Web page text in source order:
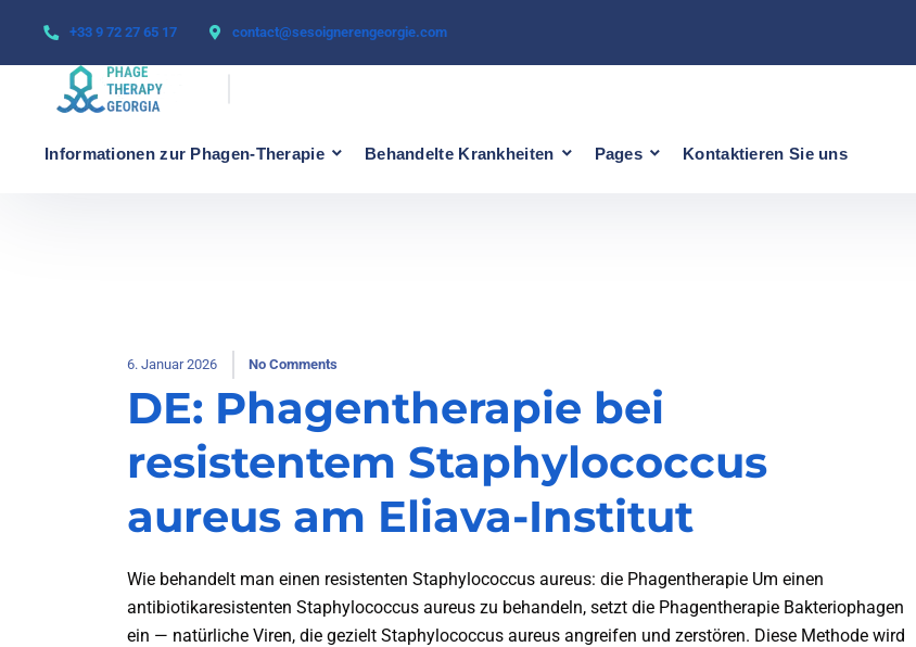
+33 9 72 27 65 17 contact@sesoignerengeorgie.com
Informationen zur Phagen-Therapie Behandelte Krankheiten Pages Kontaktieren Sie uns
6. Januar 2026 No Comments
DE: Phagentherapie bei
resistentem Staphylococcus
aureus am Eliava-Institut
Wie behandelt man einen resistenten Staphylococcus aureus: die Phagentherapie Um einen
antibiotikaresistenten Staphylococcus aureus zu behandeln, setzt die Phagentherapie Bakteriophagen
ein — natürliche Viren, die gezielt Staphylococcus aureus angreifen und zerstören. Diese Methode wird